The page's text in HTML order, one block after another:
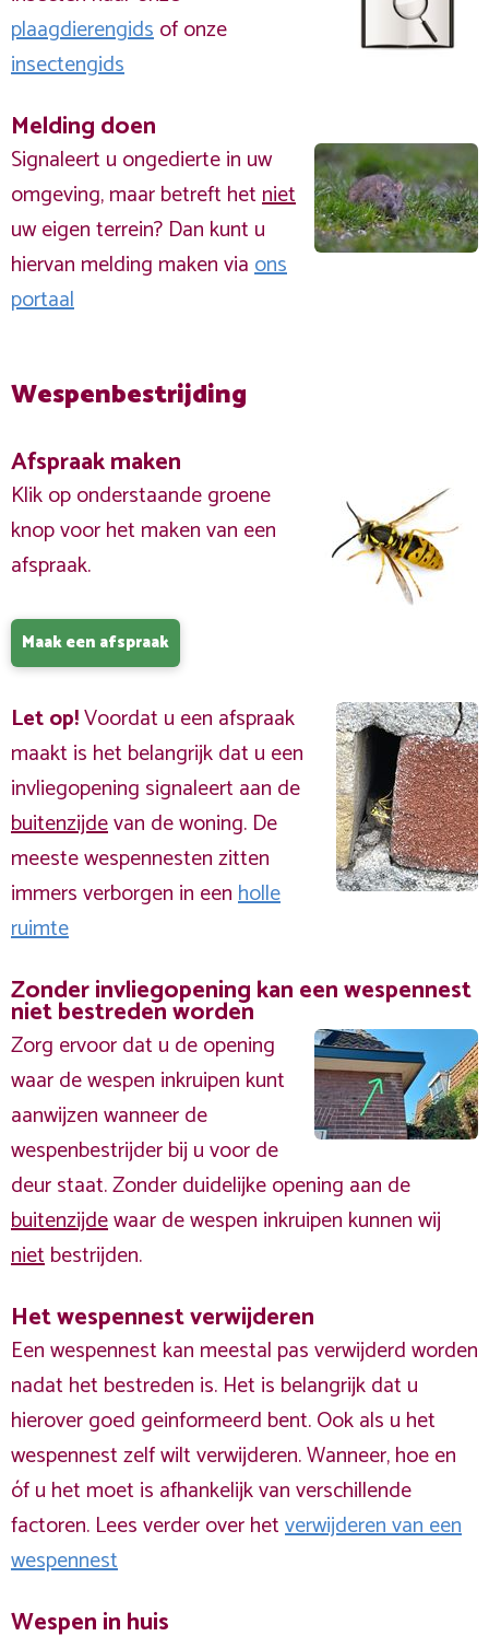
plaagdierengidsof onze
insectengids
Melding doen
Signaleert u ongedierte in uw
omgeving, maar betreft hetniet
uw eigen terrein? Dan kunt u
hiervan melding maken viaons
portaal
Wespenbestrijding
Afspraak maken
Klik op onderstaande groene
knop voor het maken van een
afspraak.
Maak een afspraak
Let op!Voordat u een afspraak
maakt is het belangrijk dat u een
invliegopening signaleert aan de
buitenzijdevan de woning. De
meeste wespennesten zitten
immers verborgen in eenholle
ruimte
Zonder invliegopening kan een wespennest
niet bestreden worden
Zorg ervoor dat u de opening
waar de wespen inkruipen kunt
aanwijzen wanneer de
wespenbestrijder bij u voor de
deur staat. Zonder duidelijke opening aan de
buitenzijdewaar de wespen inkruipen kunnen wij
nietbestrijden.
Het wespennest verwijderen
Een wespennest kan meestal pas verwijderd worden
nadat het bestreden is. Het is belangrijk dat u
hierover goed geinformeerd bent. Ook als u het
wespennest zelf wilt verwijderen. Wanneer, hoe en
óf u het moet is afhankelijk van verschillende
factoren. Lees verder over hetverwijderen van een
wespennest
Wespen in huis